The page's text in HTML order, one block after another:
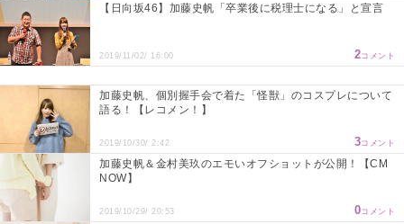
【日向坂46】加藤史帆「卒業後に税理士になる」と宣言
2019/11/02/ 16:00 2コメント
加藤史帆、個別握手会で着た「怪獣」のコスプレについて
語る！【レコメン！】
2019/10/30/ 2:42 3コメント
加藤史帆＆金村美玖のエモいオフショットが公開！【CM
NOW】
2019/10/29/ 20:53 0コメント